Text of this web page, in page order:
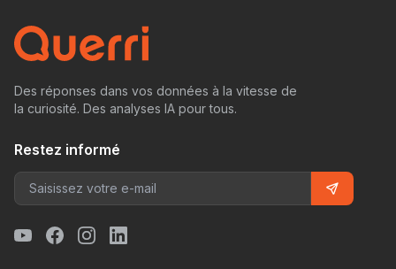
Des réponses dans vos données à la vitesse de
la curiosité. Des analyses IA pour tous.
Restez informé